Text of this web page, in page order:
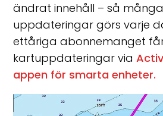
ändrat innehåll – så
uppdateringar görs varje
ettåriga abonnemanget
kartuppdateringar via
appen för smarta enheter.